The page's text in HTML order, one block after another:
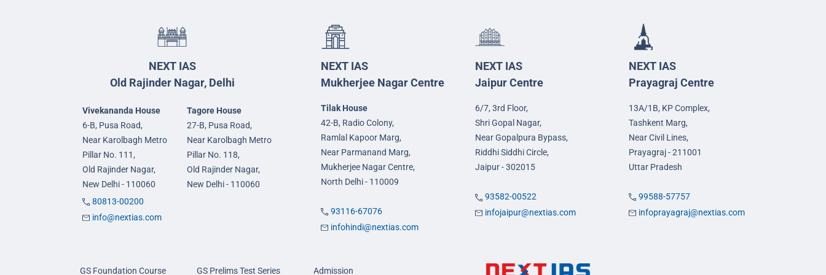
NEXT IAS
Old Rajinder Nagar, Delhi
Vivekananda House
6-B, Pusa Road,
Near Karolbagh Metro
Pillar No. 111,
Old Rajinder Nagar,
New Delhi - 110060
Tagore House
27-B, Pusa Road,
Near Karolbagh Metro
Pillar No. 118,
Old Rajinder Nagar,
New Delhi - 110060
80813-00200
info@nextias.com
NEXT IAS
Mukherjee Nagar Centre
Tilak House
42-B, Radio Colony,
Ramlal Kapoor Marg,
Near Parmanand Marg,
Mukherjee Nagar Centre,
North Delhi - 110009
93116-67076
infohindi@nextias.com
NEXT IAS
Jaipur Centre
6/7, 3rd Floor,
Shri Gopal Nagar,
Near Gopalpura Bypass,
Riddhi Siddhi Circle,
Jaipur - 302015
93582-00522
infojaipur@nextias.com
NEXT IAS
Prayagraj Centre
13A/1B, KP Complex,
Tashkent Marg,
Near Civil Lines,
Prayagraj - 211001
Uttar Pradesh
99588-57757
infoprayagraj@nextias.com
GS Foundation Course GS Prelims Test Series Admission